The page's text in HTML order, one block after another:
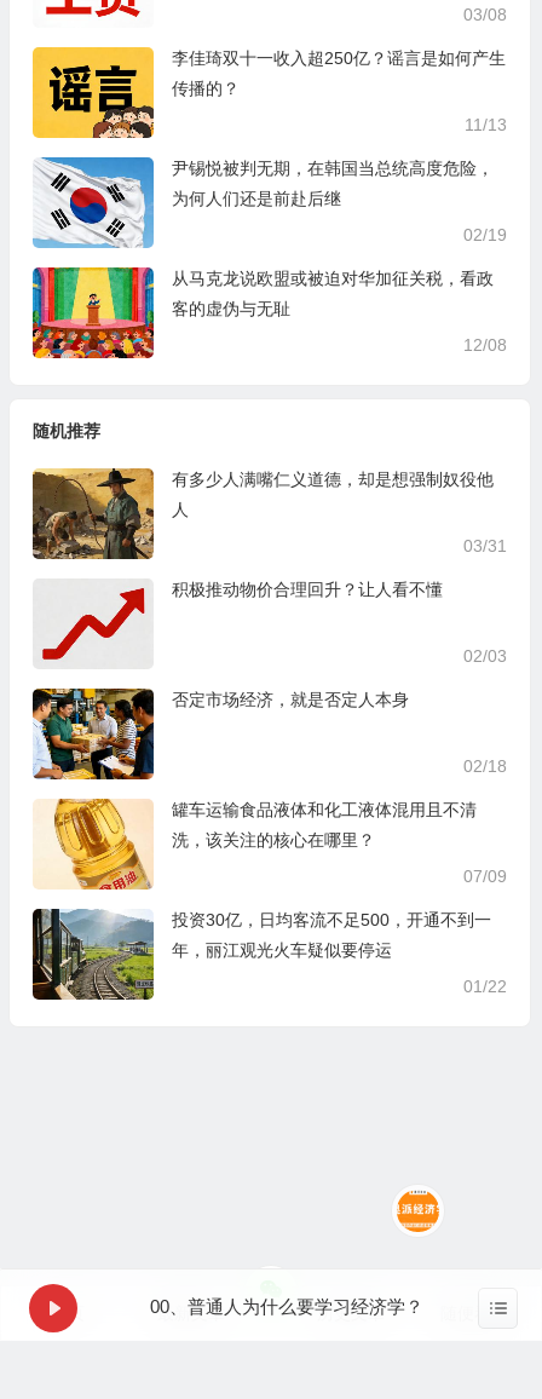
00、普通人为什么要学习经济学？
03/08
李佳琦双十一收入超250亿？谣言是如何产生
传播的？
11/13
尹锡悦被判无期，在韩国当总统高度危险，
为何人们还是前赴后继
02/19
从马克龙说欧盟或被迫对华加征关税，看政
客的虚伪与无耻
12/08
随机推荐
有多少人满嘴仁义道德，却是想强制奴役他
人
03/31
积极推动物价合理回升？让人看不懂
02/03
否定市场经济，就是否定人本身
02/18
罐车运输食品液体和化工液体混用且不清
洗，该关注的核心在哪里？
07/09
投资30亿，日均客流不足500，开通不到一
年，丽江观光火车疑似要停运
01/22
首页 最新文章 历史文章 随便看看